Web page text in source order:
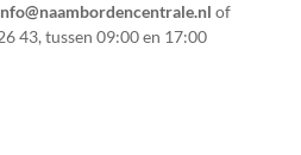
of
43, tussen 09:00 en 17:00